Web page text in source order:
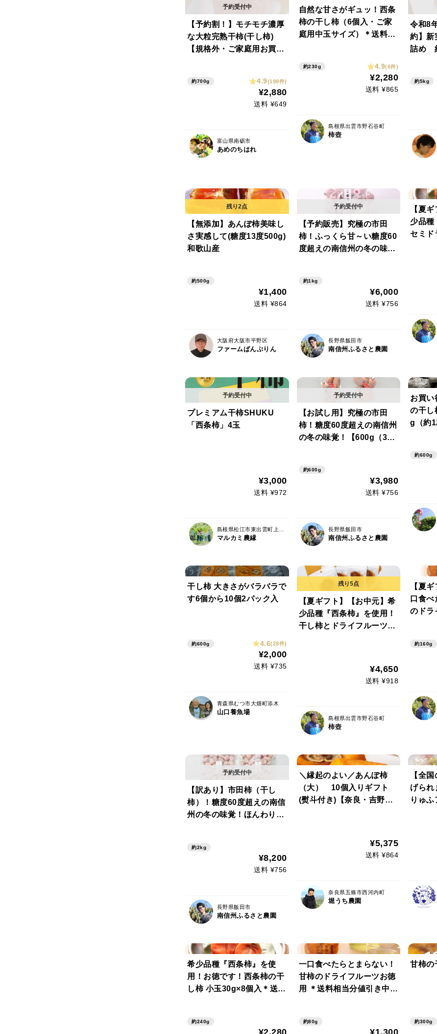
【予約割！】モチモチ濃厚
な大粒完熟干柿(干し柿)
【規格外・ご家庭用お買い
約700g 4.9(198件)
¥2,880
送料 ¥649
富山県南砺市
あめのちはれ
自然な甘さがギュッ！西条
柿の干し柿（6個入・ご家
庭用中玉サイズ）＊送料相
約230g 4.9(6件)
¥2,280
送料 ¥865
島根県出雲市野石谷町
柿壺
令和8
約】
詰め
約5kg
【無添加】あんぽ柿美味し
さ実感して(糖度13度500g)
和歌山産
約500g
¥1,400
送料 ¥864
大阪府大阪市平野区
ファームぱんぷりん
【予約販売】究極の市田
柿！ふっくら甘～い糖度60
度超えの南信州の冬の味
ご家庭にてどうぞ♪】【農
薬削減率50％以下】※専用
配送地域：北海道・九州以
約1kg
¥6,000
送料 ¥756
長野県飯田市
南信州ふるさと農園
【夏
少品種
セミド
プレミアム干柿SHUKU
「西条柿」4玉
¥3,000
送料 ¥972
マルカミ農縁
【お試し用】究極の市田
柿！糖度60度超えの南信州
の冬の味覚！【600g（300
以下】
約600g
¥3,980
送料 ¥756
長野県飯田市
南信州ふるさと農園
お買
の干
g（約
約600g
干し柿 大きさがバラバラで
す6個から10個2パック入
約600g 4.6(28件)
¥2,000
送料 ¥735
青森県むつ市大畑町添木
山口養魚場
【夏ギフト】【お中元】希
少品種『西条柿』を使用！
干し柿とドライフルーツの
¥4,650
送料 ¥918
島根県出雲市野石谷町
柿壺
【夏
口食
のドラ
約160g
【訳あり】市田柿（干し
柿）！糖度60度超えの南信
州の冬の味覚！ほんわり・
用・2kg】【農薬削減率5
0％以下】※注※北海道･九
州がお届先の方専用※
約2kg
¥8,200
送料 ¥756
長野県飯田市
南信州ふるさと農園
＼縁起のよい／あんぽ柿
（大） 10個入りギフト
(熨斗付き)【奈良・吉野
¥5,375
送料 ¥864
奈良県五條市西河内町
堀うち農園
【全
げられ
りゅ
希少品種『西条柿』を使
用！お徳です！西条柿の干
し柿 小玉30g×8個入＊送料
約240g
一口食べたらとまらない！
甘柿のドライフルーツお徳
用 ＊送料相当分値引き中＊
約80g
甘柿の
約300g